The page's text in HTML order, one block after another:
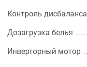
Контроль дисбаланса
Дозагрузка белья
Инверторный мотор